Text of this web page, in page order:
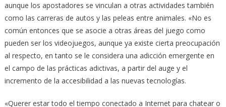
aunque los apostadores se vinculan a otras actividades también
como las carreras de autos y las peleas entre animales. «No es
común entonces que se asocie a otras áreas del juego como
pueden ser los videojuegos, aunque ya existe cierta preocupación
al respecto, en tanto se le considera una adicción emergente en
el campo de las prácticas adictivas, a partir del auge y el
incremento de la accesibilidad a las nuevas tecnologías.
«Querer estar todo el tiempo conectado a Internet para chatear o